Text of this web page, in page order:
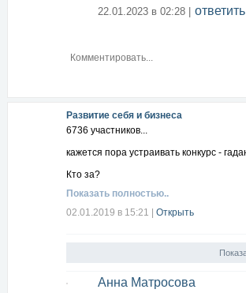
22.01.2023 в 02:28 | ответить
Развитие себя и бизнеса
6736 участников...
кажется пора устраивать конкурс -
Кто за?
Показать полностью..
02.01.2019 в 15:21
Открыть
Анна Матросова